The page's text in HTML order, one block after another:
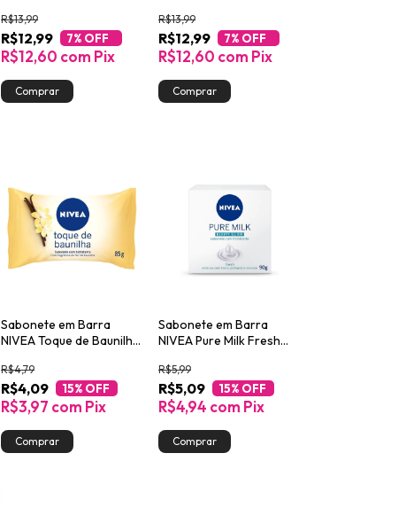
Niacinamida 135g
R$12,99
R$13,99
7% OFF
R$12,60 com Pix
135g
R$12,99
R$13,99
7% OFF
R$12,60 com Pix
Sabonete em Barra
NIVEA Toque de Baunilha
R$4,09
R$4,79
15% OFF
R$3,97 com Pix
Sabonete em Barra
NIVEA Pure Milk Fresh
R$5,09
R$5,99
15% OFF
R$4,94 com Pix